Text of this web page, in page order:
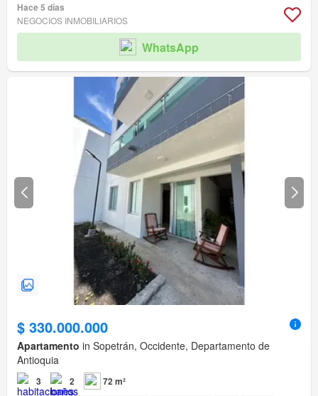
Hace 5 días
NEGOCIOS INMOBILIARIOS
WhatsApp
$ 330.000.000
Apartamento in Sopetrán, Occidente, Departamento de
Antioquia
3 2 72 m²